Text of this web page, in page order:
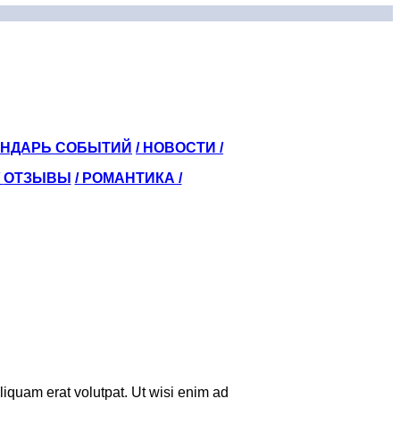
СОБЫТИЙ / НОВОСТИ /
ОТЗЫВЫ / РОМАНТИКА /
erat volutpat. Ut wisi enim ad